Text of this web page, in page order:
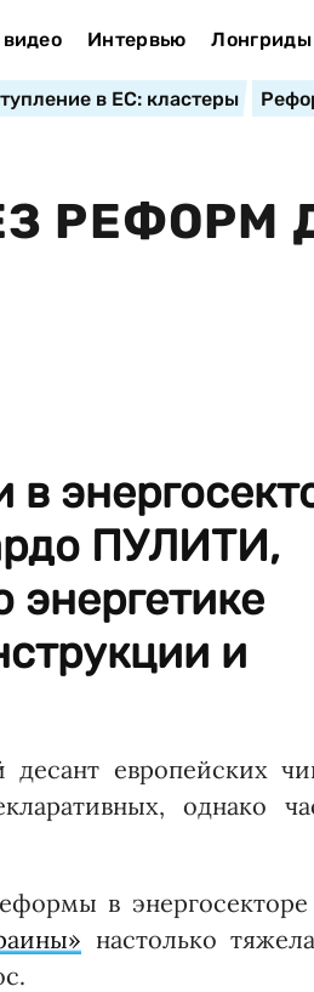
Интервью Лонгриды
в ЕС: кластеры
РЕФОРМ
ПУЛИТИ,
и
европейских
однако
в
настолько